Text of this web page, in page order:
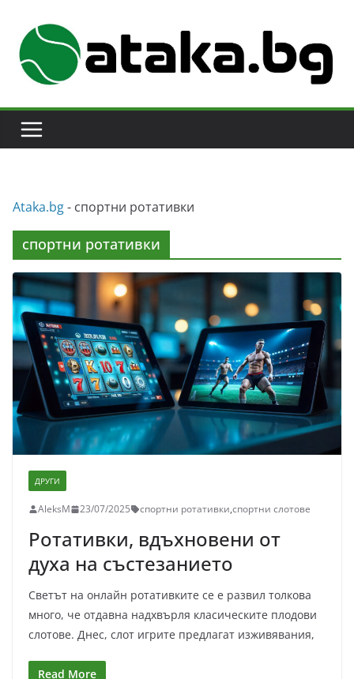
content
Аtaka.bg- спортни ротативки
спортни ротативки
ДРУГИ
AleksM 23/07/2025 спортни ротативки,спортни слотове
Ротативки, вдъхновени от
духа на състезанието
Светът на онлайн ротативките се е развил толкова
много, че отдавна надхвърля класическите плодови
слотове. Днес, слот игрите предлагат изживявания,
Read More